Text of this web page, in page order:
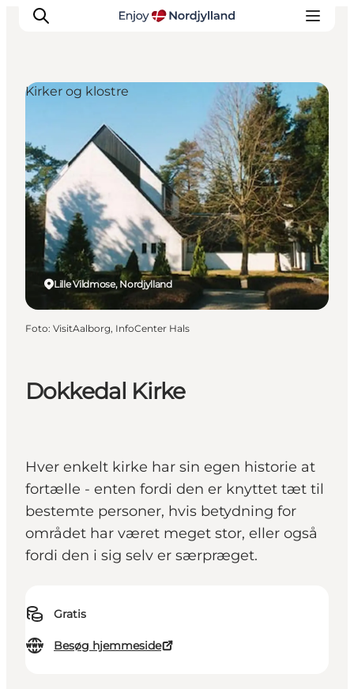
Oplevelser og aktiviteter
Planlæg din tur
Byer og steder
Guides
Det sker
For børn
Dokkedal Kirke
Hver enkelt kirke har sin egen historie at
fortælle - enten fordi den er knyttet tæt til
bestemte personer, hvis betydning for
området har været meget stor, eller også
fordi den i sig selv er særpræget.
Gratis
Besøg hjemmeside
Lille Vildmose, Nordjylland
Kirker og klostre
Foto: VisitAalborg, InfoCenter Hals